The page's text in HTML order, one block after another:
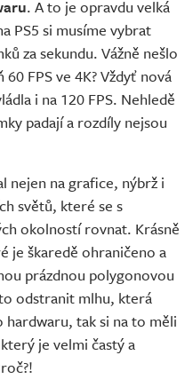
. A to je opravdu velká
PS5 si musíme vybrat
za sekundu. Vážně nešlo
FPS ve 4K? Vždyť nová
i na 120 FPS. Nehledě
padají a rozdíly nejsou
nejen na grafice, nýbrž i
světů, které se s
okolností rovnat. Krásně
je škaredě ohraničeno a
prázdnou polygonovou
odstranit mlhu, která
tak si na to měli
je velmi častý a